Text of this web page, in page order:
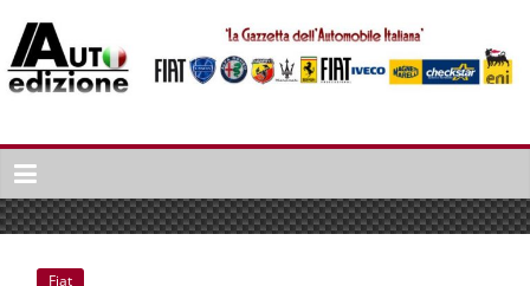
naar
inhoud
Auto
Edizione
La
Gazetta
dell'Automobile
Fiat